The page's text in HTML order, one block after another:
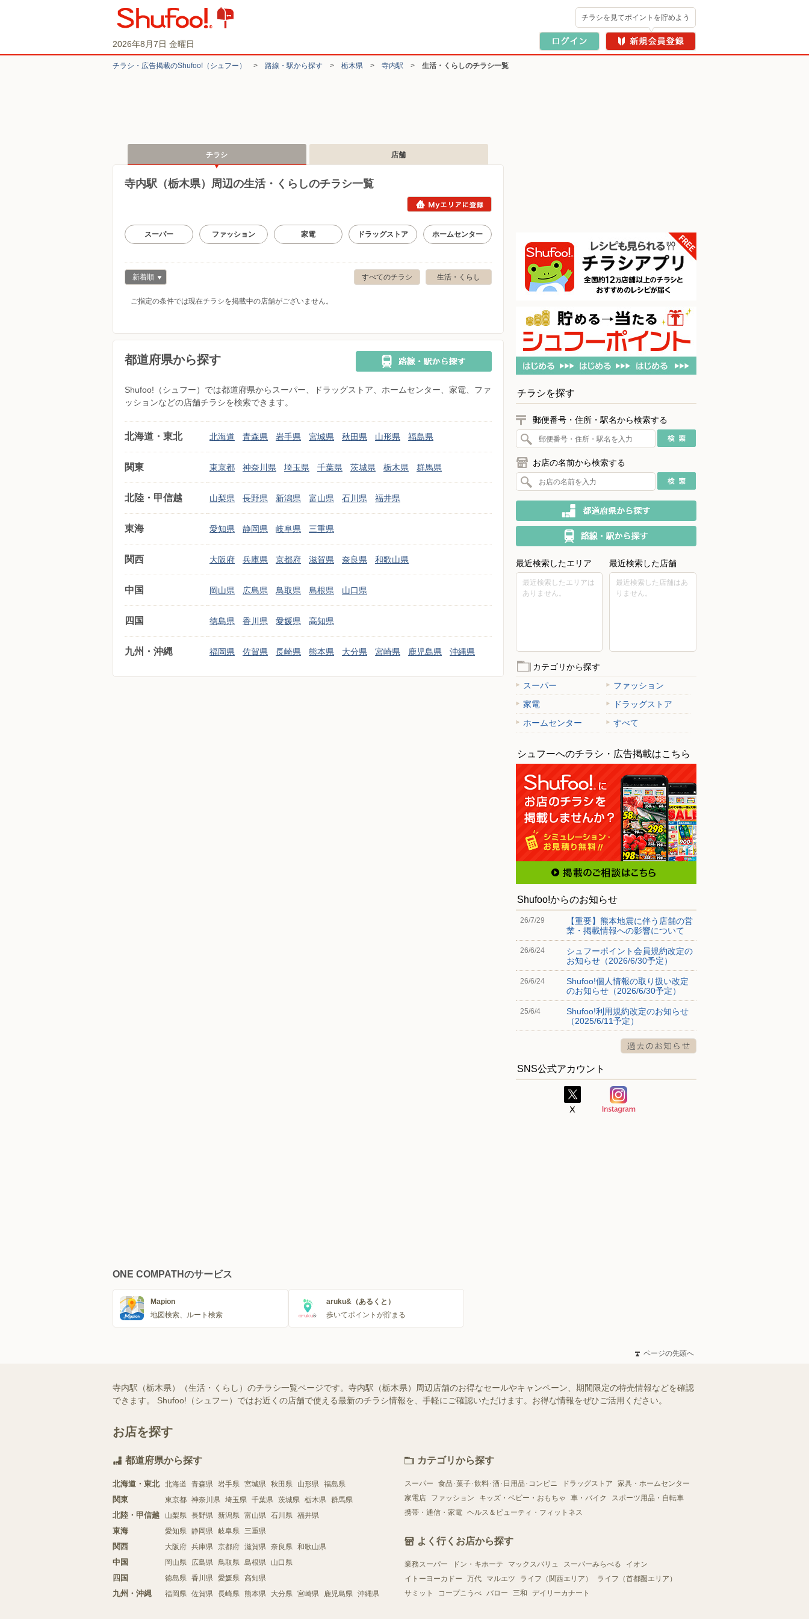
2026年8月7日 金曜日
チラシを見てポイントを貯めよう
チラシ・​広告掲載の​Shufoo!​（シュフー） > 路線・駅から探す > 栃木県 > 寺内駅 > 生活・くらしのチラシ一覧
チラシ 店舗
寺内駅（栃木県）周辺の生活・くらしのチラシ一覧
スーパー ファッション 家電 ドラッグストア ホームセンター
生活・くらし
すべてのチラシ
新着順
ご指定の条件では現在チラシを掲載中の店舗がございません。
都道府県から探す
Shufoo!（シュフー）では都道府県からスーパー、ドラッグストア、ホームセンター、家電、ファ
ッションなどの店舗チラシを検索できます。
北海道・東北 北海道 青森県 岩手県 宮城県 秋田県 山形県 福島県
関東 東京都 神奈川県 埼玉県 千葉県 茨城県 栃木県 群馬県
北陸・甲信越 山梨県 長野県 新潟県 富山県 石川県 福井県
東海 愛知県 静岡県 岐阜県 三重県
関西 大阪府 兵庫県 京都府 滋賀県 奈良県 和歌山県
中国 岡山県 広島県 鳥取県 島根県 山口県
四国 徳島県 香川県 愛媛県 高知県
九州・沖縄 福岡県 佐賀県 長崎県 熊本県 大分県 宮崎県 鹿児島県 沖縄県
チラシを探す
郵便番号・住所・駅名から検索する
お店の名前から検索する
最近検索したエリア
最近検索したエリアは
ありません。
最近検索した店舗
最近検索した店舗はあ
りません。
カテゴリから探す
スーパー
ファッション
家電
ドラッグストア
ホームセンター
すべて
シュフーへのチラシ・広告掲載はこちら
Shufoo!からのお知らせ
26/7/29
【重要】熊本地震に伴う店舗の営
業・掲載情報への影響について
26/6/24
シュフーポイント会員規約改定の
お知らせ（2026/6/30予定）
26/6/24
Shufoo!個人情報の取り扱い改定
のお知らせ（2026/6/30予定）
25/6/4
Shufoo!利用規約改定のお知らせ
（2025/6/11予定）
SNS公式アカウント
ONE COMPATHのサービス
Mapion
地図検索、ルート検索
aruku&（あるくと）
歩いてポイントが貯まる
ページの先頭へ
寺内駅（栃木県）（生活・くらし）のチラシ一覧ページです。寺内駅（栃木県）周辺店舗のお得なセールやキャンペーン、期間限定の特売情報などを確認
できます。 Shufoo!（シュフー）ではお近くの店舗で使える最新のチラシ情報を、手軽にご確認いただけます。お得な情報をぜひご活用ください。
お店を探す
都道府県から探す
北海道・東北 北海道 青森県 岩手県 宮城県 秋田県 山形県 福島県
関東 東京都 神奈川県 埼玉県 千葉県 茨城県 栃木県 群馬県
北陸・甲信越 山梨県 長野県 新潟県 富山県 石川県 福井県
東海 愛知県 静岡県 岐阜県 三重県
関西 大阪府 兵庫県 京都府 滋賀県 奈良県 和歌山県
中国 岡山県 広島県 鳥取県 島根県 山口県
四国 徳島県 香川県 愛媛県 高知県
九州・沖縄 福岡県 佐賀県 長崎県 熊本県 大分県 宮崎県 鹿児島県 沖縄県
カテゴリから探す
スーパー 食品･菓子･飲料･酒･日用品･コンビニ ドラッグストア
家具・ホームセンター
家電店
ファッション キッズ・ベビー・おもちゃ 車・バイク
スポーツ用品・自転車
携帯・通信・家電 ヘルス＆ビューティ・フィットネス
よく行くお店から探す
業務スーパー ドン・キホーテ マックスバリュ スーパーみらべる
イオン
イトーヨーカドー
万代 マルエツ ライフ（関西エリア）
ライフ（首都圏エリア）
サミット
コープこうべ バロー 三和 デイリーカナート